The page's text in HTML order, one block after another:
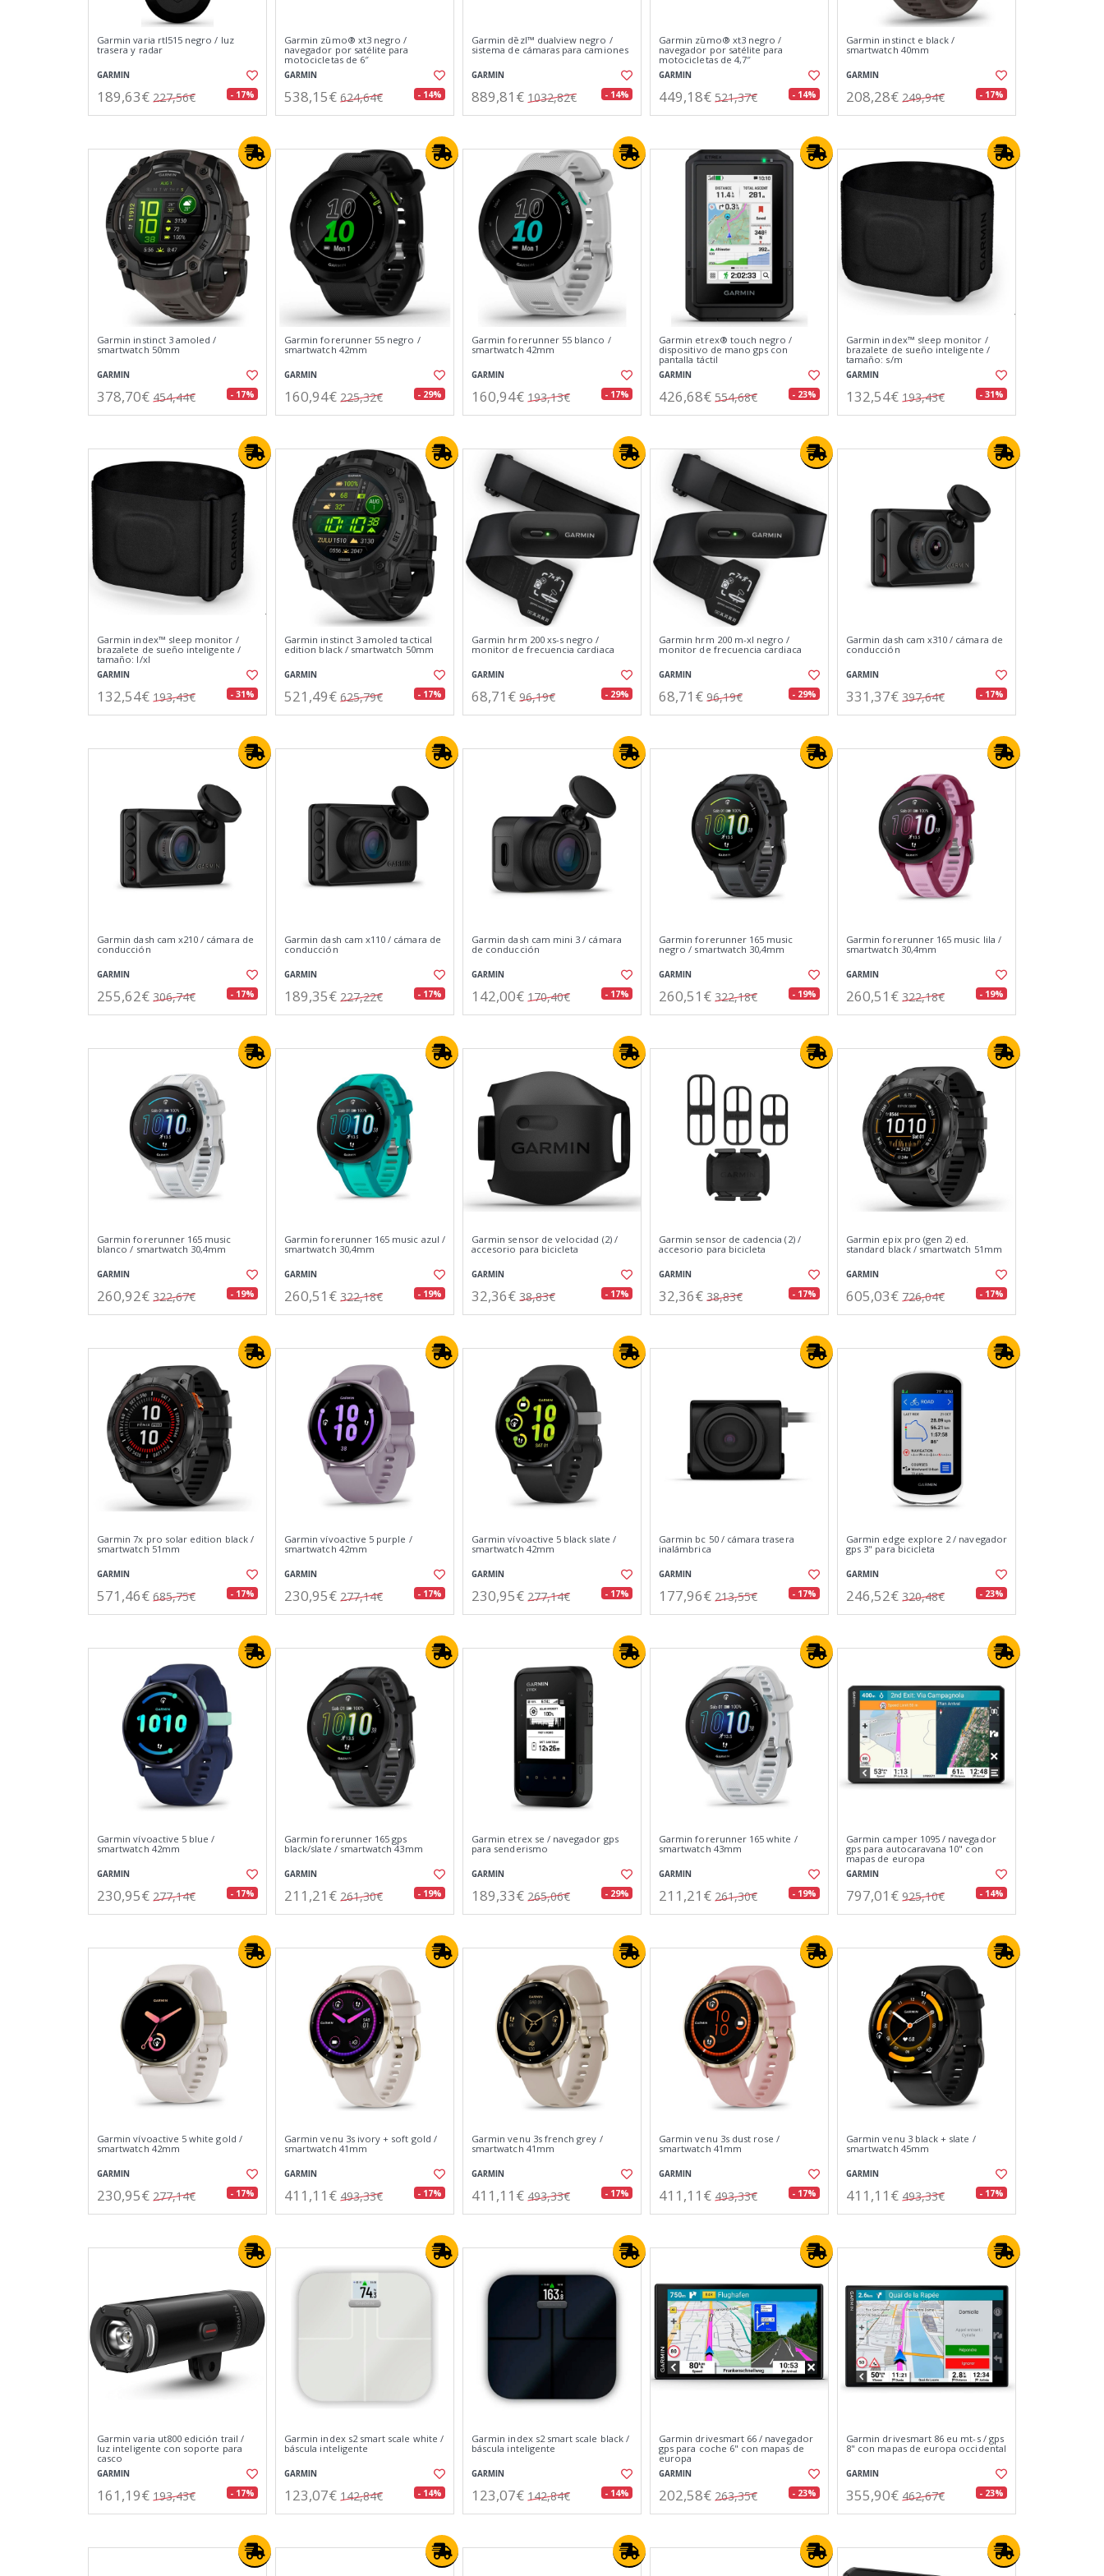
Garmin varia rtl515 negro / luz
trasera y radar
GARMIN
189,63€ 227,56€ - 17%
Garmin zūmo® xt3 negro /
navegador por satélite para
motocicletas de 6″
GARMIN
538,15€ 624,64€ - 14%
Garmin dēzl™ dualview negro /
sistema de cámaras para camiones
GARMIN
889,81€ 1032,82€ - 14%
Garmin zūmo® xt3 negro /
navegador por satélite para
motocicletas de 4,7″
GARMIN
449,18€ 521,37€ - 14%
Garmin instinct e black /
smartwatch 40mm
GARMIN
208,28€ 249,94€ - 17%
Garmin instinct 3 amoled /
smartwatch 50mm
GARMIN
378,70€ 454,44€ - 17%
Garmin forerunner 55 negro /
smartwatch 42mm
GARMIN
160,94€ 225,32€ - 29%
Garmin forerunner 55 blanco /
smartwatch 42mm
GARMIN
160,94€ 193,13€ - 17%
Garmin etrex® touch negro /
dispositivo de mano gps con
pantalla táctil
GARMIN
426,68€ 554,68€ - 23%
Garmin index™ sleep monitor /
brazalete de sueño inteligente /
tamaño: s/m
GARMIN
132,54€ 193,43€ - 31%
Garmin index™ sleep monitor /
brazalete de sueño inteligente /
tamaño: l/xl
GARMIN
132,54€ 193,43€ - 31%
Garmin instinct 3 amoled tactical
edition black / smartwatch 50mm
GARMIN
521,49€ 625,79€ - 17%
Garmin hrm 200 xs-s negro /
monitor de frecuencia cardiaca
GARMIN
68,71€ 96,19€ - 29%
Garmin hrm 200 m-xl negro /
monitor de frecuencia cardiaca
GARMIN
68,71€ 96,19€ - 29%
Garmin dash cam x310 / cámara de
conducción
GARMIN
331,37€ 397,64€ - 17%
Garmin dash cam x210 / cámara de
conducción
GARMIN
255,62€ 306,74€ - 17%
Garmin dash cam x110 / cámara de
conducción
GARMIN
189,35€ 227,22€ - 17%
Garmin dash cam mini 3 / cámara
de conducción
GARMIN
142,00€ 170,40€ - 17%
Garmin forerunner 165 music
negro / smartwatch 30,4mm
GARMIN
260,51€ 322,18€ - 19%
Garmin forerunner 165 music lila /
smartwatch 30,4mm
GARMIN
260,51€ 322,18€ - 19%
Garmin forerunner 165 music
blanco / smartwatch 30,4mm
GARMIN
260,92€ 322,67€ - 19%
Garmin forerunner 165 music azul /
smartwatch 30,4mm
GARMIN
260,51€ 322,18€ - 19%
Garmin sensor de velocidad (2) /
accesorio para bicicleta
GARMIN
32,36€ 38,83€ - 17%
Garmin sensor de cadencia (2) /
accesorio para bicicleta
GARMIN
32,36€ 38,83€ - 17%
Garmin epix pro (gen 2) ed.
standard black / smartwatch 51mm
GARMIN
605,03€ 726,04€ - 17%
Garmin 7x pro solar edition black /
smartwatch 51mm
GARMIN
571,46€ 685,75€ - 17%
Garmin vívoactive 5 purple /
smartwatch 42mm
GARMIN
230,95€ 277,14€ - 17%
Garmin vívoactive 5 black slate /
smartwatch 42mm
GARMIN
230,95€ 277,14€ - 17%
Garmin bc 50 / cámara trasera
inalámbrica
GARMIN
177,96€ 213,55€ - 17%
Garmin edge explore 2 / navegador
gps 3" para bicicleta
GARMIN
246,52€ 320,48€ - 23%
Garmin vívoactive 5 blue /
smartwatch 42mm
GARMIN
230,95€ 277,14€ - 17%
Garmin forerunner 165 gps
black/slate / smartwatch 43mm
GARMIN
211,21€ 261,30€ - 19%
Garmin etrex se / navegador gps
para senderismo
GARMIN
189,33€ 265,06€ - 29%
Garmin forerunner 165 white /
smartwatch 43mm
GARMIN
211,21€ 261,30€ - 19%
Garmin camper 1095 / navegador
gps para autocaravana 10" con
mapas de europa
GARMIN
797,01€ 925,10€ - 14%
Garmin vívoactive 5 white gold /
smartwatch 42mm
GARMIN
230,95€ 277,14€ - 17%
Garmin venu 3s ivory + soft gold /
smartwatch 41mm
GARMIN
411,11€ 493,33€ - 17%
Garmin venu 3s french grey /
smartwatch 41mm
GARMIN
411,11€ 493,33€ - 17%
Garmin venu 3s dust rose /
smartwatch 41mm
GARMIN
411,11€ 493,33€ - 17%
Garmin venu 3 black + slate /
smartwatch 45mm
GARMIN
411,11€ 493,33€ - 17%
Garmin varia ut800 edición trail /
luz inteligente con soporte para
casco
GARMIN
161,19€ 193,43€ - 17%
Garmin index s2 smart scale white /
báscula inteligente
GARMIN
123,07€ 142,84€ - 14%
Garmin index s2 smart scale black /
báscula inteligente
GARMIN
123,07€ 142,84€ - 14%
Garmin drivesmart 66 / navegador
gps para coche 6" con mapas de
europa
GARMIN
202,58€ 263,35€ - 23%
Garmin drivesmart 86 eu mt-s / gps
8" con mapas de europa occidental
GARMIN
355,90€ 462,67€ - 23%